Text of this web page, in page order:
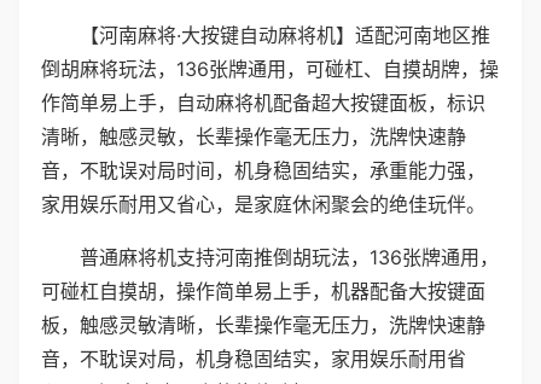
【河南麻将·大按键自动麻将机】适配河南地区推
倒胡麻将玩法，136张牌通用，可碰杠、自摸胡牌，操
作简单易上手，自动麻将机配备超大按键面板，标识
清晰，触感灵敏，长辈操作毫无压力，洗牌快速静
音，不耽误对局时间，机身稳固结实，承重能力强，
家用娱乐耐用又省心，是家庭休闲聚会的绝佳玩伴。
普通麻将机支持河南推倒胡玩法，136张牌通用，
可碰杠自摸胡，操作简单易上手，机器配备大按键面
板，触感灵敏清晰，长辈操作毫无压力，洗牌快速静
音，不耽误对局，机身稳固结实，家用娱乐耐用省